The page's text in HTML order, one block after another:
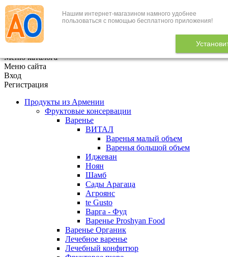
Нашим интернет-магазином намного удобнее
пользоваться с помощью бесплатного приложения!
+7 (495) 646-888-1
В корзине 0
Меню каталога
Меню сайта
Вход
Регистрация
Продукты из Армении
Фруктовые консервации
Варенье
ВИТАЛ
Варенья малый объем
Варенья большой объем
Иджеван
Ноян
Шамб
Сады Арагаца
Агроянс
te Gusto
Варга - Фуд
Варенье Proshyan Food
Варенье Органик
Лечебное варенье
Лечебный конфитюр